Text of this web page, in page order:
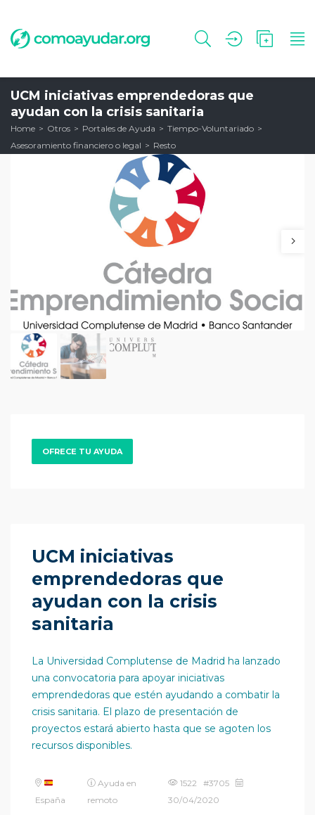
UCM iniciativas emprendedoras que
ayudan con la crisis sanitaria
Home Otros Portales de Ayuda
Tiempo-Voluntariado
Asesoramiento financiero o legal
Resto
OFRECE TU AYUDA
UCM iniciativas
emprendedoras que
ayudan con la crisis
sanitaria
La Universidad Complutense de Madrid ha lanzado
una convocatoria para apoyar iniciativas
emprendedoras que estén ayudando a combatir la
crisis sanitaria. El plazo de presentación de
proyectos estará abierto hasta que se agoten los
recursos disponibles.
España
Ayuda en
remoto
1522 #3705
30/04/2020